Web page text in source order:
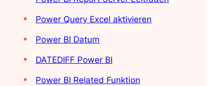
Power Query Excel aktivieren
Power BI Datum
DATEDIFF Power BI
Power BI Related Funktion